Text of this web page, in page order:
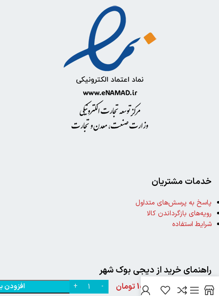
خدمات مشتریان
پاسخ به پرسش‌های متداول
رویه‌های بازگرداندن کالا
شرایط استفاده
راهنمای خرید از دیجی بوک شهر
نحوه ثبت سفارش
بالماسکه
فاطمه
150,000تومان افزودن 0